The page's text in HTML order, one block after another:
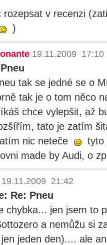
rozepsat v recenzi
)
19.11.2009 17:10
tak se jedné se o
tak je o tom něco
chce vylepšit, až
tato je zatím
nic neteče
tyto
made by Audi, o
19.11.2009 21:42
Re: Pneu
chybka... jen jsem to
a nemůžu si
jeden den).... ale